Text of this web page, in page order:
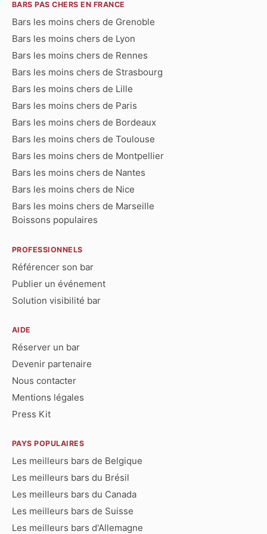
BARS PAS CHERS EN FRANCE
Bars les moins chers de Grenoble
Bars les moins chers de Lyon
Bars les moins chers de Rennes
Bars les moins chers de Strasbourg
Bars les moins chers de Lille
Bars les moins chers de Paris
Bars les moins chers de Bordeaux
Bars les moins chers de Toulouse
Bars les moins chers de Montpellier
Bars les moins chers de Nantes
Bars les moins chers de Nice
Bars les moins chers de Marseille
Boissons populaires
PROFESSIONNELS
Référencer son bar
Publier un événement
Solution visibilité bar
AIDE
Réserver un bar
Devenir partenaire
Nous contacter
Mentions légales
Press Kit
PAYS POPULAIRES
Les meilleurs bars de Belgique
Les meilleurs bars du Brésil
Les meilleurs bars du Canada
Les meilleurs bars de Suisse
Les meilleurs bars d'Allemagne